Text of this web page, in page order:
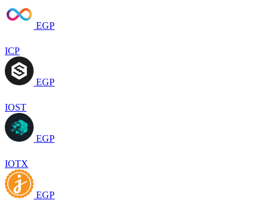
EGP
ICP
EGP
IOST
EGP
IOTX
EGP